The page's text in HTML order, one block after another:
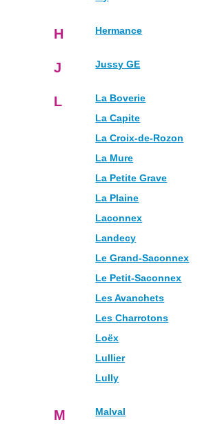
H Hermance
J Jussy GE
L
La Boverie
La Capite
La Croix-de-Rozon
La Mure
La Petite Grave
La Plaine
Laconnex
Landecy
Le Grand-Saconnex
Le Petit-Saconnex
Les Avanchets
Les Charrotons
Loëx
Lullier
Lully
M
Malval